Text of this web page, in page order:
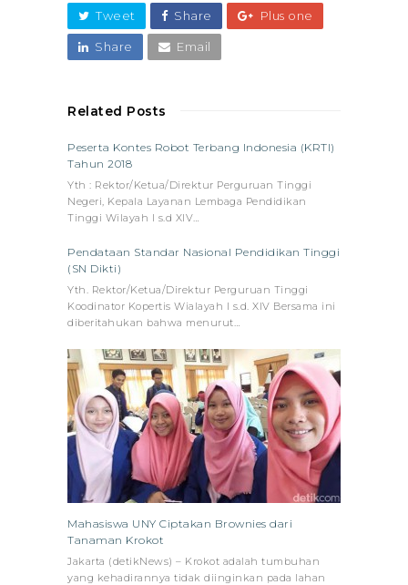
Tweet Share Plus one
Share Email
Related Posts
Peserta Kontes Robot Terbang Indonesia (KRTI)
Tahun 2018
Yth : Rektor/Ketua/Direktur Perguruan Tinggi
Negeri, Kepala Layanan Lembaga Pendidikan
Tinggi Wilayah I s.d XIV…
Pendataan Standar Nasional Pendidikan Tinggi
(SN Dikti)
Yth. Rektor/Ketua/Direktur Perguruan Tinggi
Koodinator Kopertis Wialayah I s.d. XIV Bersama ini
diberitahukan bahwa menurut…
Mahasiswa UNY Ciptakan Brownies dari
Tanaman Krokot
Jakarta (detikNews) – Krokot adalah tumbuhan
yang kehadirannya tidak diinginkan pada lahan